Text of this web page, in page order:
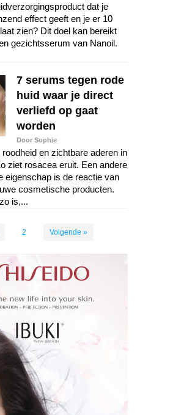
dat je
effect geeft en je er 10
zien? Dit doel kan bereikt
gezichtsserum van Nanoil.
7 serums tegen rode
huid waar je direct
verliefd op gaat
worden
Door Sophie
en zichtbare aderen in
ziet rosacea eruit. Een andere
eigenschap is de reactie van
cosmetische producten.
is,...
2 Volgende »